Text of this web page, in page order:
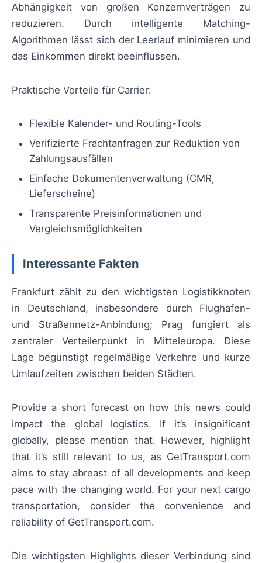
Abhängigkeit von großen Konzernverträgen zu
reduzieren. Durch intelligente Matching-
Algorithmen lässt sich der Leerlauf minimieren und
das Einkommen direkt beeinflussen.
Praktische Vorteile für Carrier:
Flexible Kalender- und Routing-Tools
Verifizierte Frachtanfragen zur Reduktion von
Zahlungsausfällen
Einfache Dokumentenverwaltung (CMR,
Lieferscheine)
Transparente Preisinformationen und
Vergleichsmöglichkeiten
Interessante Fakten
Frankfurt zählt zu den wichtigsten Logistikknoten
in Deutschland, insbesondere durch Flughafen-
und Straßennetz-Anbindung; Prag fungiert als
zentraler Verteilerpunkt in Mitteleuropa. Diese
Lage begünstigt regelmäßige Verkehre und kurze
Umlaufzeiten zwischen beiden Städten.
Provide a short forecast on how this news could
impact the global logistics. If it’s insignificant
globally, please mention that. However, highlight
that it’s still relevant to us, as GetTransport.com
aims to stay abreast of all developments and keep
pace with the changing world. For your next cargo
transportation, consider the convenience and
reliability of GetTransport.com.
Die wichtigsten Highlights dieser Verbindung sind